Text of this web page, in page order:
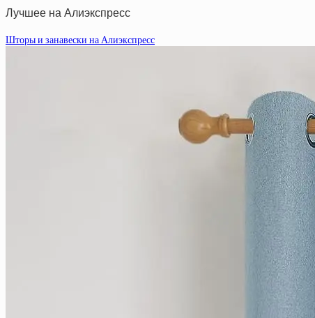
Лучшее на Алиэкспресс
Шторы и занавески на Алиэкспресс